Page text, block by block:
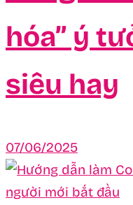
hóa” ý
siêu hay
07/06/2025